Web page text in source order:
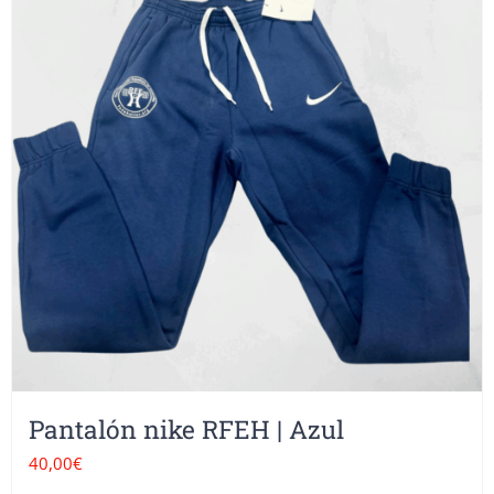
Pantalón nike RFEH | Azul
40,00€